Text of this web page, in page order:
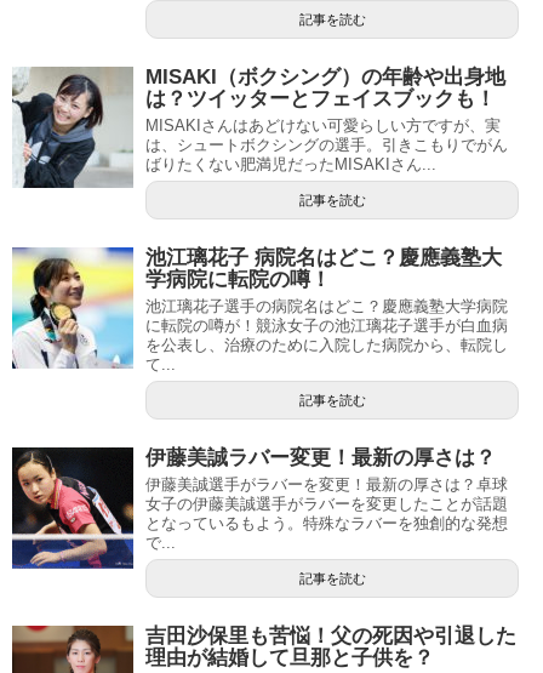
記事を読む
MISAKI（ボクシング）の年齢や出身地
は？ツイッターとフェイスブックも！
MISAKIさんはあどけない可愛らしい方ですが、実
は、シュートボクシングの選手。引きこもりでがん
ばりたくない肥満児だったMISAKIさん...
記事を読む
池江璃花子 病院名はどこ？慶應義塾大
学病院に転院の噂！
池江璃花子選手の病院名はどこ？慶應義塾大学病院
に転院の噂が！競泳女子の池江璃花子選手が白血病
を公表し、治療のために入院した病院から、転院し
て...
記事を読む
伊藤美誠ラバー変更！最新の厚さは？
伊藤美誠選手がラバーを変更！最新の厚さは？卓球
女子の伊藤美誠選手がラバーを変更したことが話題
となっているもよう。特殊なラバーを独創的な発想
で...
記事を読む
吉田沙保里も苦悩！父の死因や引退した
理由が結婚して旦那と子供を？